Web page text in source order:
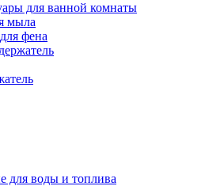
для ванной комнаты
мыла
фена
для воды и топлива